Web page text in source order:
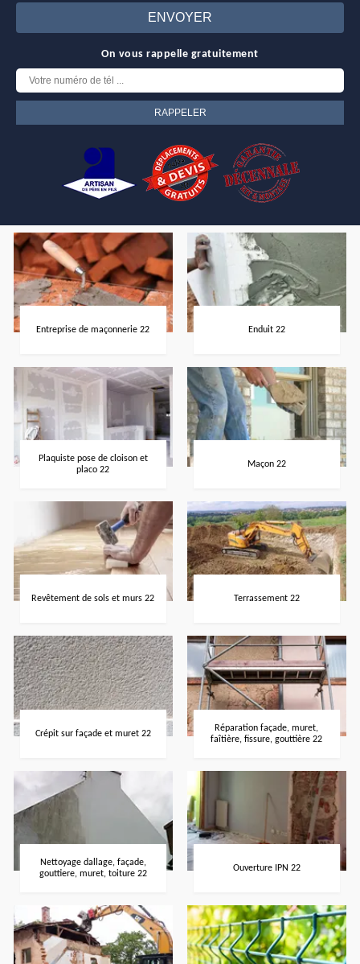
On vous rappelle gratuitement
Entreprise de maçonnerie 22 Enduit 22
Plaquiste pose de cloison et
placo 22
Maçon 22
Revêtement de sols et murs 22 Terrassement 22
Crépit sur façade et muret 22
Réparation façade, muret,
faîtière, fissure, gouttière 22
Nettoyage dallage, façade,
gouttiere, muret, toiture 22
Ouverture IPN 22